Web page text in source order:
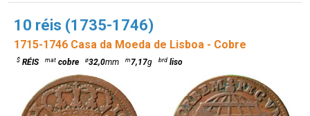
10 réis (1735-1746)
1715-1746 Casa da Moeda de Lisboa - Cobre
$ RÉIS mat cobre ø32,0mm m7,17g brd liso